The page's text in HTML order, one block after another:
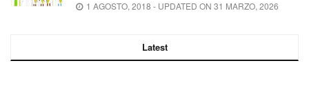
1 AGOSTO, 2018 - UPDATED ON 31 MARZO, 2026
Latest